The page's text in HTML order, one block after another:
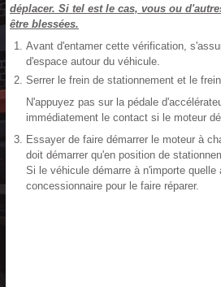
déplacer. Si tel est le cas, vous ou
être blessées.
Avant d'entamer cette vérification,
d'espace autour du véhicule.
Serrer le frein de stationnement et le
N'appuyez pas sur la pédale
immédiatement le contact si le moteur
Essayer de faire démarrer le moteur à
doit démarrer qu'en position de
Si le véhicule démarre à n'importe
concessionnaire pour le faire réparer.